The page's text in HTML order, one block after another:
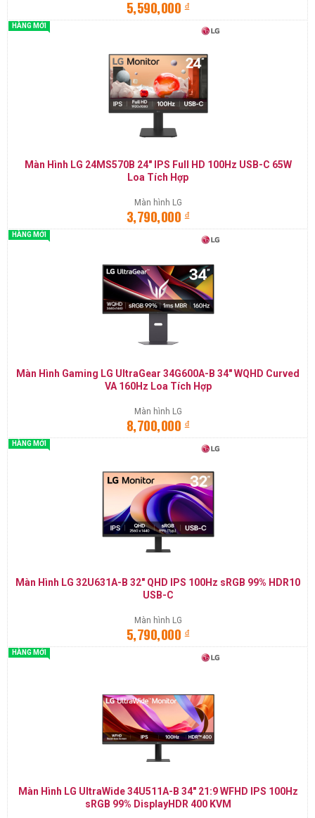
5,590,000đ
HÀNG MỚI
Màn Hình LG 24MS570B 24" IPS Full HD 100Hz USB-C 65W
Loa Tích Hợp
Màn hình LG
3,790,000đ
HÀNG MỚI
Màn Hình Gaming LG UltraGear 34G600A-B 34" WQHD Curved
VA 160Hz Loa Tích Hợp
Màn hình LG
8,700,000đ
HÀNG MỚI
Màn Hình LG 32U631A-B 32" QHD IPS 100Hz sRGB 99% HDR10
USB-C
Màn hình LG
5,790,000đ
HÀNG MỚI
Màn Hình LG UltraWide 34U511A-B 34" 21:9 WFHD IPS 100Hz
sRGB 99% DisplayHDR 400 KVM